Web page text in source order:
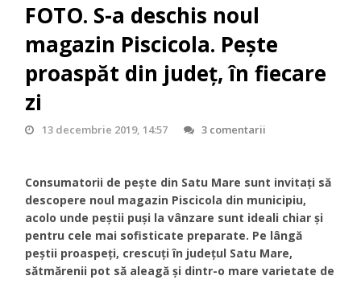
FOTO. S-a deschis noul
magazin Piscicola. Pește
proaspăt din județ, în fiecare
zi
13 decembrie 2019, 14:57 3 comentarii
Consumatorii de pește din Satu Mare sunt invitați să
descopere noul magazin Piscicola din municipiu,
acolo unde peștii puși la vânzare sunt ideali chiar și
pentru cele mai sofisticate preparate. Pe lângă
peștii proaspeți, crescuți în județul Satu Mare,
sătmărenii pot să aleagă și dintr-o mare varietate de